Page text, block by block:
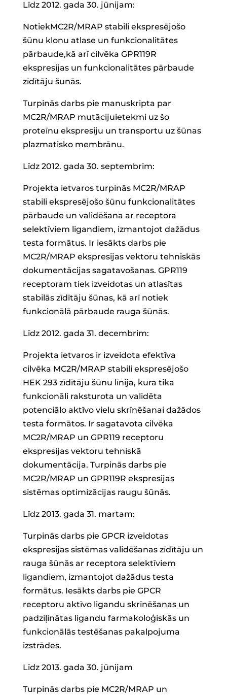
Līdz 2012. gada 30. jūnijam:
NotiekMC2R/MRAP stabili ekspresējošo
šūnu klonu atlase un funkcionalitātes
pārbaude,kā arī cilvēka GPR119R
ekspresijas un funkcionalitātes pārbaude
zīdītāju šunās.
Turpinās darbs pie manuskripta par
MC2R/MRAP mutācijuietekmi uz šo
proteīnu ekspresiju un transportu uz šūnas
plazmatisko membrānu.
Līdz 2012. gada 30. septembrim:
Projekta ietvaros turpinās MC2R/MRAP
stabili ekspresējošo šūnu funkcionalitātes
pārbaude un validēšana ar receptora
selektīviem ligandiem, izmantojot dažādus
testa formātus. Ir iesākts darbs pie
MC2R/MRAP ekspresijas vektoru tehniskās
dokumentācijas sagatavošanas. GPR119
receptoram tiek izveidotas un atlasītas
stabilās zīdītāju šūnas, kā arī notiek
funkcionālā pārbaude rauga šūnās.
Līdz 2012. gada 31. decembrim:
Projekta ietvaros ir izveidota efektīva
cilvēka MC2R/MRAP stabili ekspresējošo
HEK 293 zīdītāju šūnu līnija, kura tika
funkcionāli raksturota un validēta
potenciālo aktīvo vielu skrīnēšanai dažādos
testa formātos. Ir sagatavota cilvēka
MC2R/MRAP un GPR119 receptoru
ekspresijas vektoru tehniskā
dokumentācija. Turpinās darbs pie
MC2R/MRAP un GPR119R ekspresijas
sistēmas optimizācijas raugu šūnās.
Līdz 2013. gada 31. martam:
Turpinās darbs pie GPCR izveidotas
ekspresijas sistēmas validēšanas zīdītāju un
rauga šūnās ar receptora selektīviem
ligandiem, izmantojot dažādus testa
formātus. Iesākts darbs pie GPCR
receptoru aktīvo ligandu skrīnēšanas un
padziļinātas ligandu farmakoloģiskās un
funkcionālās testēšanas pakalpojuma
izstrādes.
Līdz 2013. gada 30. jūnijam
Turpinās darbs pie MC2R/MRAP un